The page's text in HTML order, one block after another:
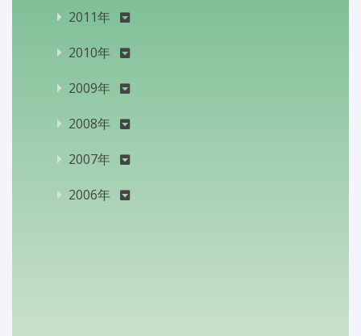
2011年
2010年
2009年
2008年
2007年
2006年